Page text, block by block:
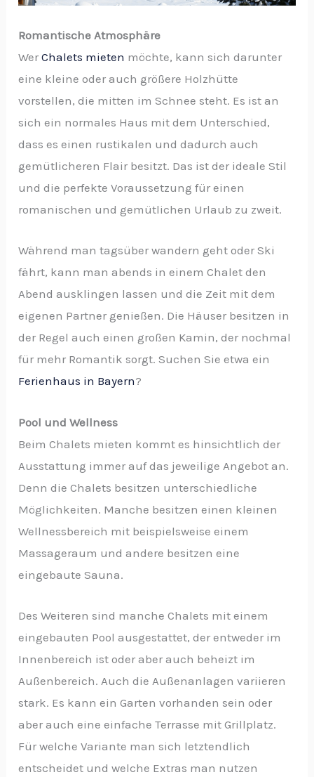
Romantische Atmosphäre
WerChalets mieten möchte, kann sich darunter
eine kleine oder auch größere Holzhütte
vorstellen, die mitten im Schnee steht. Es ist an
sich ein normales Haus mit dem Unterschied,
dass es einen rustikalen und dadurch auch
gemütlicheren Flair besitzt. Das ist der ideale Stil
und die perfekte Voraussetzung für einen
romanischen und gemütlichen Urlaub zu zweit.
Während man tagsüber wandern geht oder Ski
fährt, kann man abends in einem Chalet den
Abend ausklingen lassen und die Zeit mit dem
eigenen Partner genießen. Die Häuser besitzen in
der Regel auch einen großen Kamin, der nochmal
für mehr Romantik sorgt. Suchen Sie etwa ein
Ferienhaus in Bayern?
Pool und Wellness
Beim Chalets mieten kommt es hinsichtlich der
Ausstattung immer auf das jeweilige Angebot an.
Denn die Chalets besitzen unterschiedliche
Möglichkeiten. Manche besitzen einen kleinen
Wellnessbereich mit beispielsweise einem
Massageraum und andere besitzen eine
eingebaute Sauna.
Des Weiteren sind manche Chalets mit einem
eingebauten Pool ausgestattet, der entweder im
Innenbereich ist oder aber auch beheizt im
Außenbereich. Auch die Außenanlagen variieren
stark. Es kann ein Garten vorhanden sein oder
aber auch eine einfache Terrasse mit Grillplatz.
Für welche Variante man sich letztendlich
entscheidet und welche Extras man nutzen